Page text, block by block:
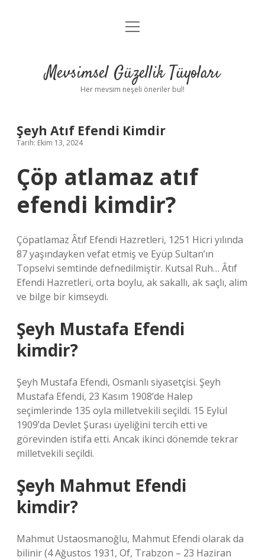
Anasayfa
Yasal Uyarı
menüyü
Mevsimsel Güzellik Tüyoları
Her mevsim neşeli öneriler bul!
Şeyh Atıf Efendi Kimdir
Tarih: Ekim 13, 2024
Çöp atlamaz atıf
efendi kimdir?
Çöpatlamaz Âtıf Efendi Hazretleri, 1251 Hicri yılında
87 yaşındayken vefat etmiş ve Eyüp Sultan’ın
Topselvi semtinde defnedilmiştir. Kutsal Ruh… Âtıf
Efendi Hazretleri, orta boylu, ak sakallı, ak saçlı, alim
ve bilge bir kimseydi.
Şeyh Mustafa Efendi
kimdir?
Şeyh Mustafa Efendi, Osmanlı siyasetçisi. Şeyh
Mustafa Efendi, 23 Kasım 1908’de Halep
seçimlerinde 135 oyla milletvekili seçildi. 15 Eylül
1909’da Devlet Şurası üyeliğini tercih etti ve
görevinden istifa etti. Ancak ikinci dönemde tekrar
milletvekili seçildi.
Şeyh Mahmut Efendi
kimdir?
Mahmut Ustaosmanoğlu, Mahmut Efendi olarak da
bilinir (4 Ağustos 1931, Of, Trabzon – 23 Haziran